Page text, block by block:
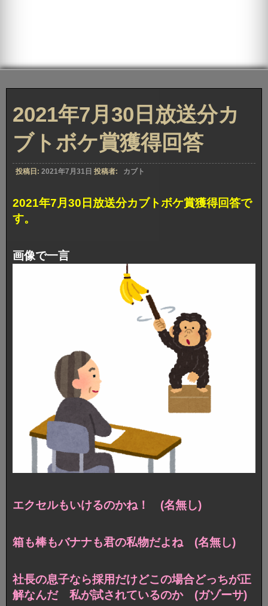
2021年7月30日放送分カ
ブトボケ賞獲得回答
投稿日: 2021年7月31日 投稿者: カブト
2021年7月30日放送分カブトボケ賞獲得回答で
す。
画像で一言
エクセルもいけるのかね！ (名無し)
箱も棒もバナナも君の私物だよね (名無し)
社長の息子なら採用だけどこの場合どっちが正
解なんだ 私が試されているのか (ガゾーサ)